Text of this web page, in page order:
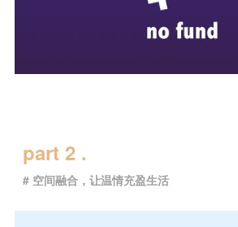
part 2 .
# 空间融合，让温情充盈生活